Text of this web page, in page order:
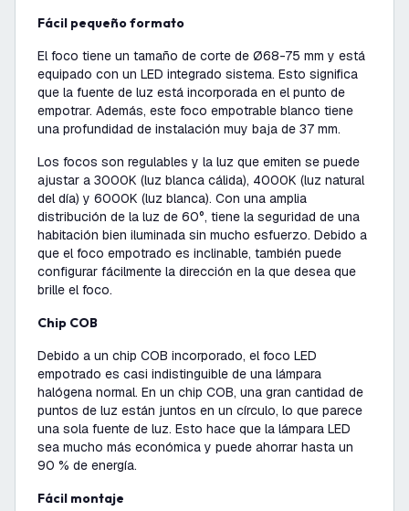
Fácil pequeño formato
El foco tiene un tamaño de corte de Ø68-75 mm y está
equipado con un LED integrado sistema. Esto significa
que la fuente de luz está incorporada en el punto de
empotrar. Además, este foco empotrable blanco tiene
una profundidad de instalación muy baja de 37 mm.
Los focos son regulables y la luz que emiten se puede
ajustar a 3000K (luz blanca cálida), 4000K (luz natural
del día) y 6000K (luz blanca). Con una amplia
distribución de la luz de 60°, tiene la seguridad de una
habitación bien iluminada sin mucho esfuerzo. Debido a
que el foco empotrado es inclinable, también puede
configurar fácilmente la dirección en la que desea que
brille el foco.
chip COB
Debido a un chip COB incorporado, el foco LED
empotrado es casi indistinguible de una lámpara
halógena normal. En un chip COB, una gran cantidad de
puntos de luz están juntos en un círculo, lo que parece
una sola fuente de luz. Esto hace que la lámpara LED
sea mucho más económica y puede ahorrar hasta un
90 % de energía.
Fácil montaje